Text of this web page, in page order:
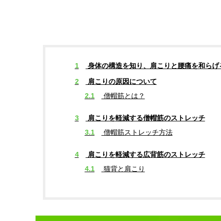
1
身体の構造を知り、肩こりと腰痛を和らげ
2
肩こりの原因について
2.1
僧帽筋とは？
3
肩こりを軽減する僧帽筋のストレッチ
3.1
僧帽筋ストレッチ方法
4
肩こりを軽減する広背筋のストレッチ
4.1
猫背と肩こり